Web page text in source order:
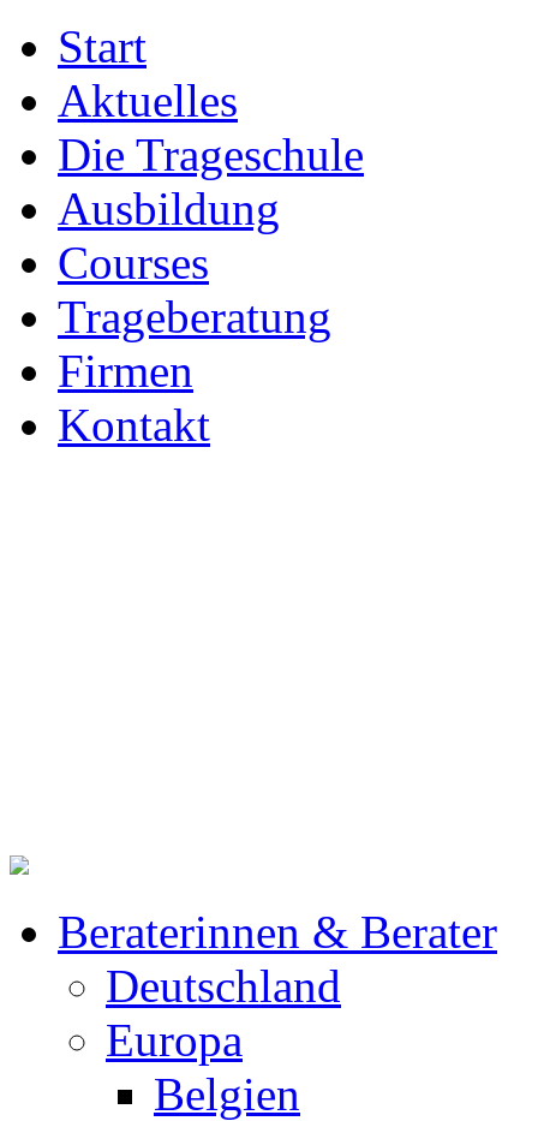
Start
Aktuelles
Die Trageschule
Ausbildung
Courses
Trageberatung
Firmen
Kontakt
Beraterinnen & Berater
Deutschland
Europa
Belgien